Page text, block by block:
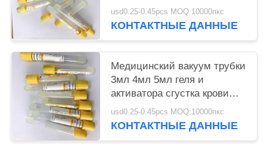
противокоагулятор
usd0.25-0.45pcs MOQ:10000пкс
КОНТАКТНЫЕ ДАННЫЕ
Медицинский вакуум трубки
3мл 4мл 5мл геля и
активатора сгустка крови
точный рисует том
usd0.25-0.45pcs MOQ:10000пкс
КОНТАКТНЫЕ ДАННЫЕ